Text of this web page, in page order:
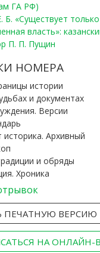
ГА РФ)
Б. «Существует только
власть»:
П. П. Пущин
НОМЕРА
истории
и документах
Версии
историка. Архивный
и обряды
Хроника
ПЕЧАТНУЮ ВЕРСИЮ
НА ОНЛАЙН-